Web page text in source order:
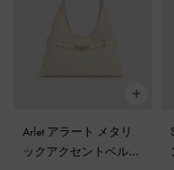
Arlet アラート メタリ
ックアクセントベルト